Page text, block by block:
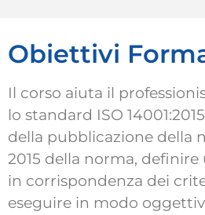
Obiettivi
Il corso aiuta il
lo standard ISO
della pubblicazione della
2015 della norma,
in corrispondenza dei
eseguire in modo